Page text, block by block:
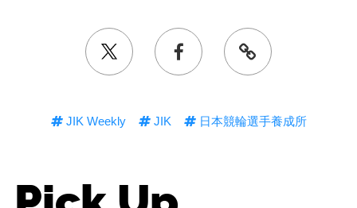
JIK Weekly JIK 日本競輪選手養成所